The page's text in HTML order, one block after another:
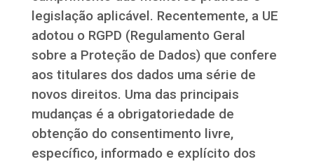
legislação aplicável. Recentemente, a UE
adotou o RGPD (Regulamento Geral
sobre a Proteção de Dados) que confere
aos titulares dos dados uma série de
novos direitos. Uma das principais
mudanças é a obrigatoriedade de
obtenção do consentimento livre,
específico, informado e explícito dos